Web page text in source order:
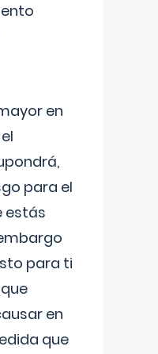
en
para el
estás
para ti
en
que